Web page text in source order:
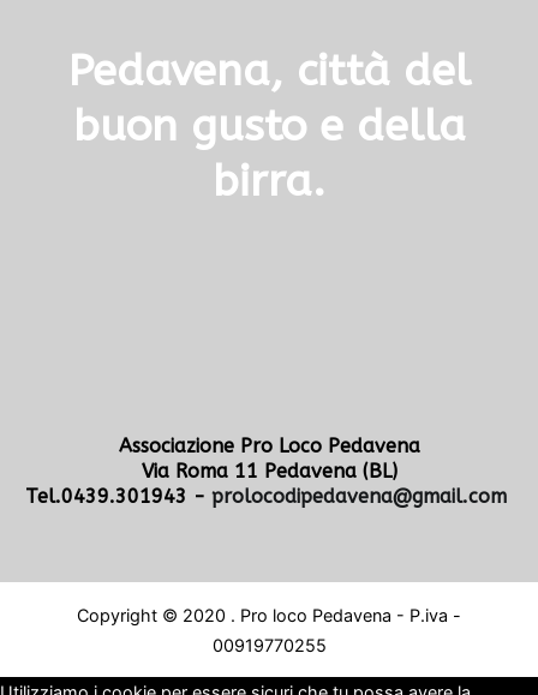
Pedavena, città del
buon gusto e della
birra.
Associazione Pro Loco Pedavena
Via Roma 11 Pedavena (BL)
Tel.0439.301943 - prolocodipedavena@gmail.com
Copyright © 2020 . Pro loco Pedavena - P.iva -
00919770255